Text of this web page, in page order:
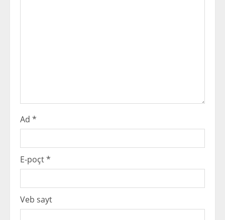
Ad *
E-poçt*
Veb sayt